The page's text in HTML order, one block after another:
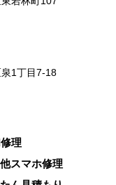
1丁目7-18
理
スマホ修理